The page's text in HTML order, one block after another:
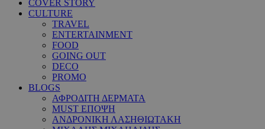
COVER STORY
CULTURE
TRAVEL
ENTERTAINMENT
FOOD
GOING OUT
DECO
PROMO
BLOGS
ΑΦΡΟΔΙΤΗ ΔΕΡΜΑΤΑ
MUST ΕΠΟΨΗ
ΑΝΔΡΟΝΙΚΗ ΛΑΣΗΘΙΩΤΑΚΗ